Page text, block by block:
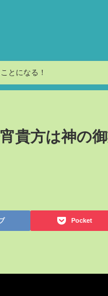
とになる！
貴方は神の
Pocket